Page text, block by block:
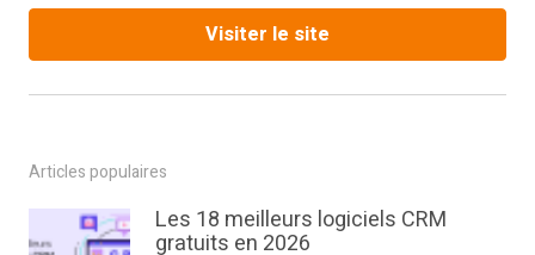
Visiter le site
Articles populaires
Les 18 meilleurs logiciels CRM
gratuits en 2026